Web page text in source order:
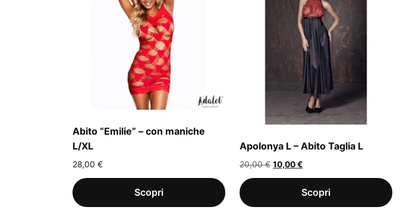
Abito “Emilie” – con maniche
L/XL
28,00 €
Apolonya L – Abito Taglia L
20,00€ Il
prezzo
originale
10,00€Il
prezzo
attuale